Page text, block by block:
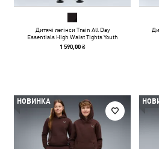
Дитячі легінси Train All Day
Essentials High Waist Tights Youth
1 590,00 ₴
НОВИНКА